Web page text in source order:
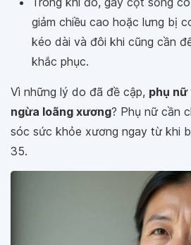
giảm chiều cao hoặc lưng bị
kéo dài và đôi khi cũng cần
khắc phục.
Vì những lý do đã đề cập, phụ nữ
ngừa loãng xương? Phụ nữ cần
sóc sức khỏe xương ngay từ khi
35.